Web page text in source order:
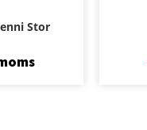
Stor